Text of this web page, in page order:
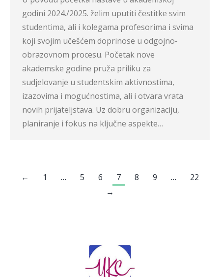
godini 2024./2025. želim uputiti čestitke svim
studentima, ali i kolegama profesorima i svima
koji svojim učešćem doprinose u odgojno-
obrazovnom procesu. Početak nove
akademske godine pruža priliku za
sudjelovanje u studentskim aktivnostima,
izazovima i mogućnostima, ali i otvara vrata
novih prijateljstava. Uz dobru organizaciju,
planiranje i fokus na ključne aspekte…
← 1 … 5 6 7 8 9 …
22
→